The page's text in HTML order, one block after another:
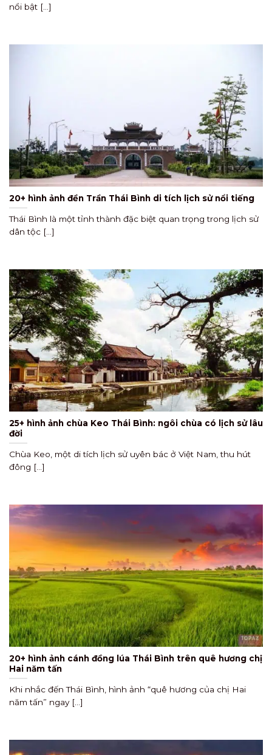
nổi bật [...]
20+ hình ảnh đền Trần Thái Bình di tích lịch sử nổi tiếng
Thái Bình là một tỉnh thành đặc biệt quan trọng trong lịch sử
dân tộc [...]
25+ hình ảnh chùa Keo Thái Bình: ngôi chùa có lịch sử lâu
đời
Chùa Keo, một di tích lịch sử uyên bác ở Việt Nam, thu hút
đông [...]
20+ hình ảnh cánh đồng lúa Thái Bình trên quê hương chị
Hai năm tấn
Khi nhắc đến Thái Bình, hình ảnh “quê hương của chị Hai
năm tấn” ngay [...]